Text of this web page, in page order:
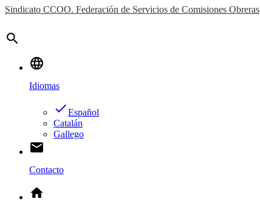
Sindicato CCOO. Federación de Servicios de Comisiones Obreras
search
language
Idiomas
doneEspañol
Catalán
Gallego
email
Contacto
home